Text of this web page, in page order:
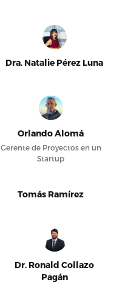
Dra. Natalie Pérez Luna
Orlando Alomá
Gerente de Proyectos en un
Startup
Tomás Ramírez
Dr. Ronald Collazo
Pagán